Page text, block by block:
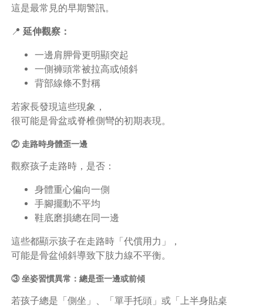
這是最常見的早期警訊。
📍 延伸觀察：
一邊肩胛骨更明顯突起
一側褲頭常被拉高或傾斜
背部線條不對稱
若家長發現這些現象，
很可能是骨盆或脊椎側彎的初期表現。
② 走路時身體歪一邊
觀察孩子走路時，是否：
身體重心偏向一側
手腳擺動不平均
鞋底磨損總在同一邊
這些都顯示孩子在走路時「代償用力」，
可能是骨盆傾斜導致下肢力線不平衡。
③ 坐姿習慣異常：總是歪一邊或前傾
若孩子總是「側坐」、「單手托頭」或「上半身貼桌